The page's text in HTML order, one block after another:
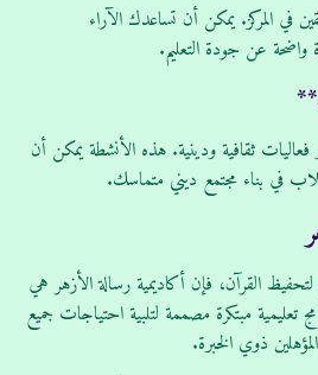
في المركز. يمكن أن تساعدك الآراء
عن جودة التعليم.
ثقافية ودينية. هذه الأنشطة يمكن أن
في بناء مجتمع ديني متماسك.
القرآن، فإن أكاديمية رسالة الأزهر هي
تعليمية مبتكرة مصممة لتلبية احتياجات جميع
ذوي الخبرة.